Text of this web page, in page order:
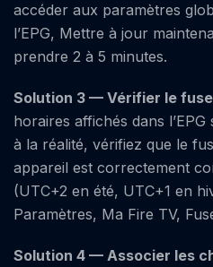
accéder aux paramètres
l’EPG, Mettre à jour
prendre 2 à 5 minutes.
Solution 3 — Vérifier le
horaires affichés dans
à la réalité, vérifiez que le
appareil est correctement
(UTC+2 en été, UTC+1 en
Paramètres, Ma Fire TV,
Solution 4 — Associer les